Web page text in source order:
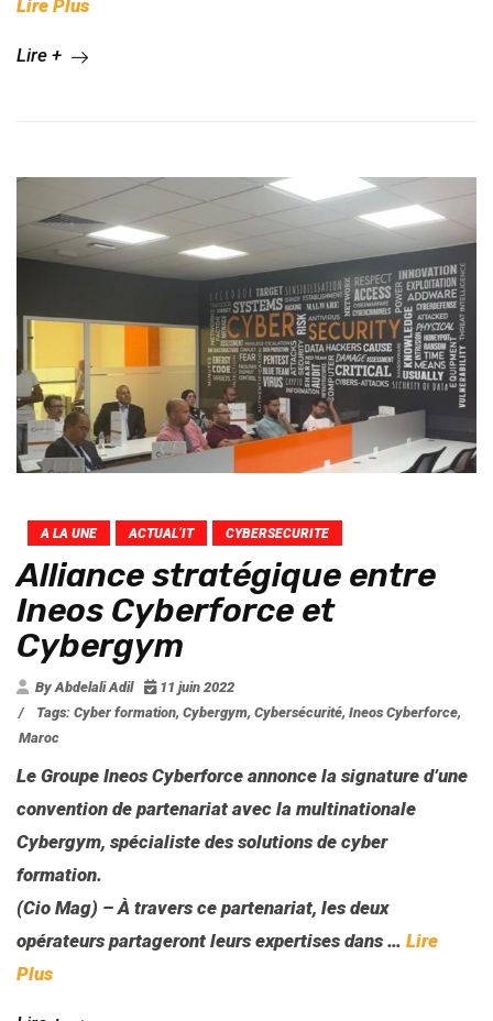
Lire Plus
Lire +
A LA UNE ACTUAL’IT CYBERSECURITE
Alliance stratégique entre
Ineos Cyberforce et
Cybergym
By Abdelali Adil
11 juin 2022
/
Tags: Cyber formation, Cybergym, Cybersécurité, Ineos Cyberforce,
Maroc
Le Groupe Ineos Cyberforce annonce la signature d’une
convention de partenariat avec la multinationale
Cybergym, spécialiste des solutions de cyber
formation.
(Cio Mag) – À travers ce partenariat, les deux
opérateurs partageront leurs expertises dans … Lire
Plus